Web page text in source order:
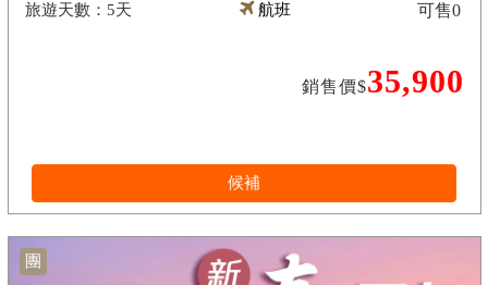
5天 航班
銷售價$35,900
可售0
候補
團